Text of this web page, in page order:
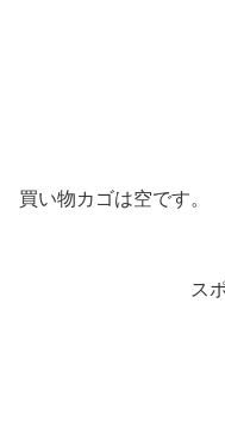
買い物カゴは空です。
ス